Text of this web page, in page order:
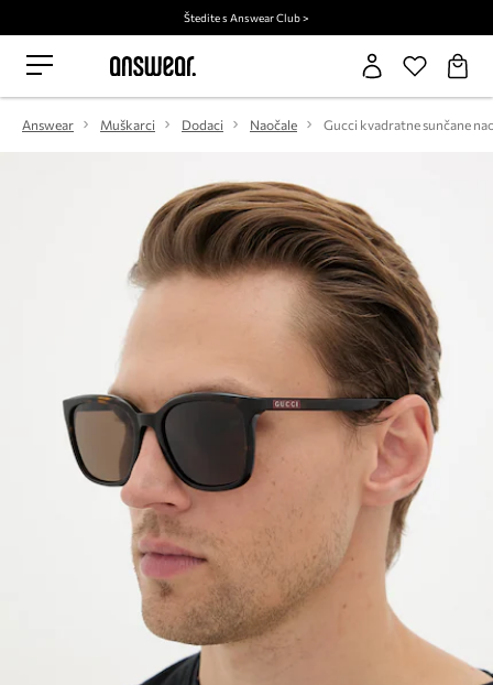
Štedite s Answear Club >
Answear Muškarci Dodaci Naočale